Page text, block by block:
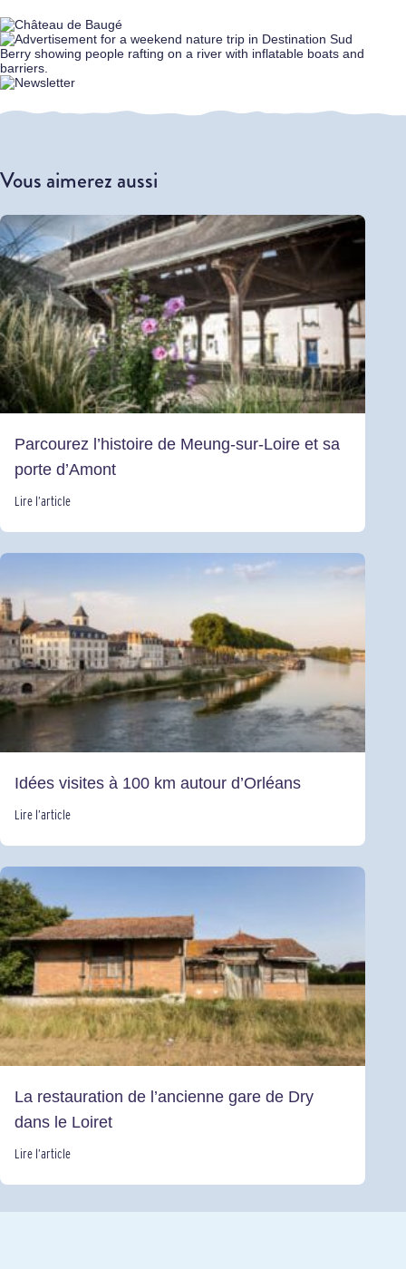
Vous aimerez aussi
Parcourez l’histoire de Meung-sur-Loire et sa
porte d’Amont
Lire l’article
Idées visites à 100 km autour d’Orléans
Lire l’article
La restauration de l’ancienne gare de Dry
dans le Loiret
Lire l’article